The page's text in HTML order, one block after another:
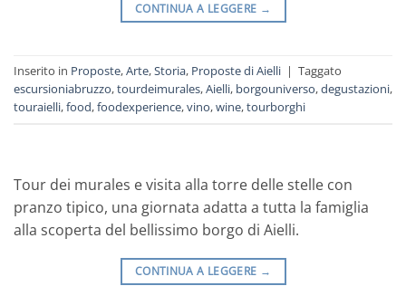
CONTINUA A LEGGERE →
Inserito in Proposte,Arte,Storia, Proposte di Aielli | Taggato
escursioniabruzzo,tourdeimurales,Aielli, borgouniverso,degustazioni,
touraielli,food,foodexperience,vino,wine,tourborghi
Tour dei murales e visita alla torre delle stelle con
pranzo tipico, una giornata adatta a tutta la famiglia
alla scoperta del bellissimo borgo di Aielli.
CONTINUA A LEGGERE →